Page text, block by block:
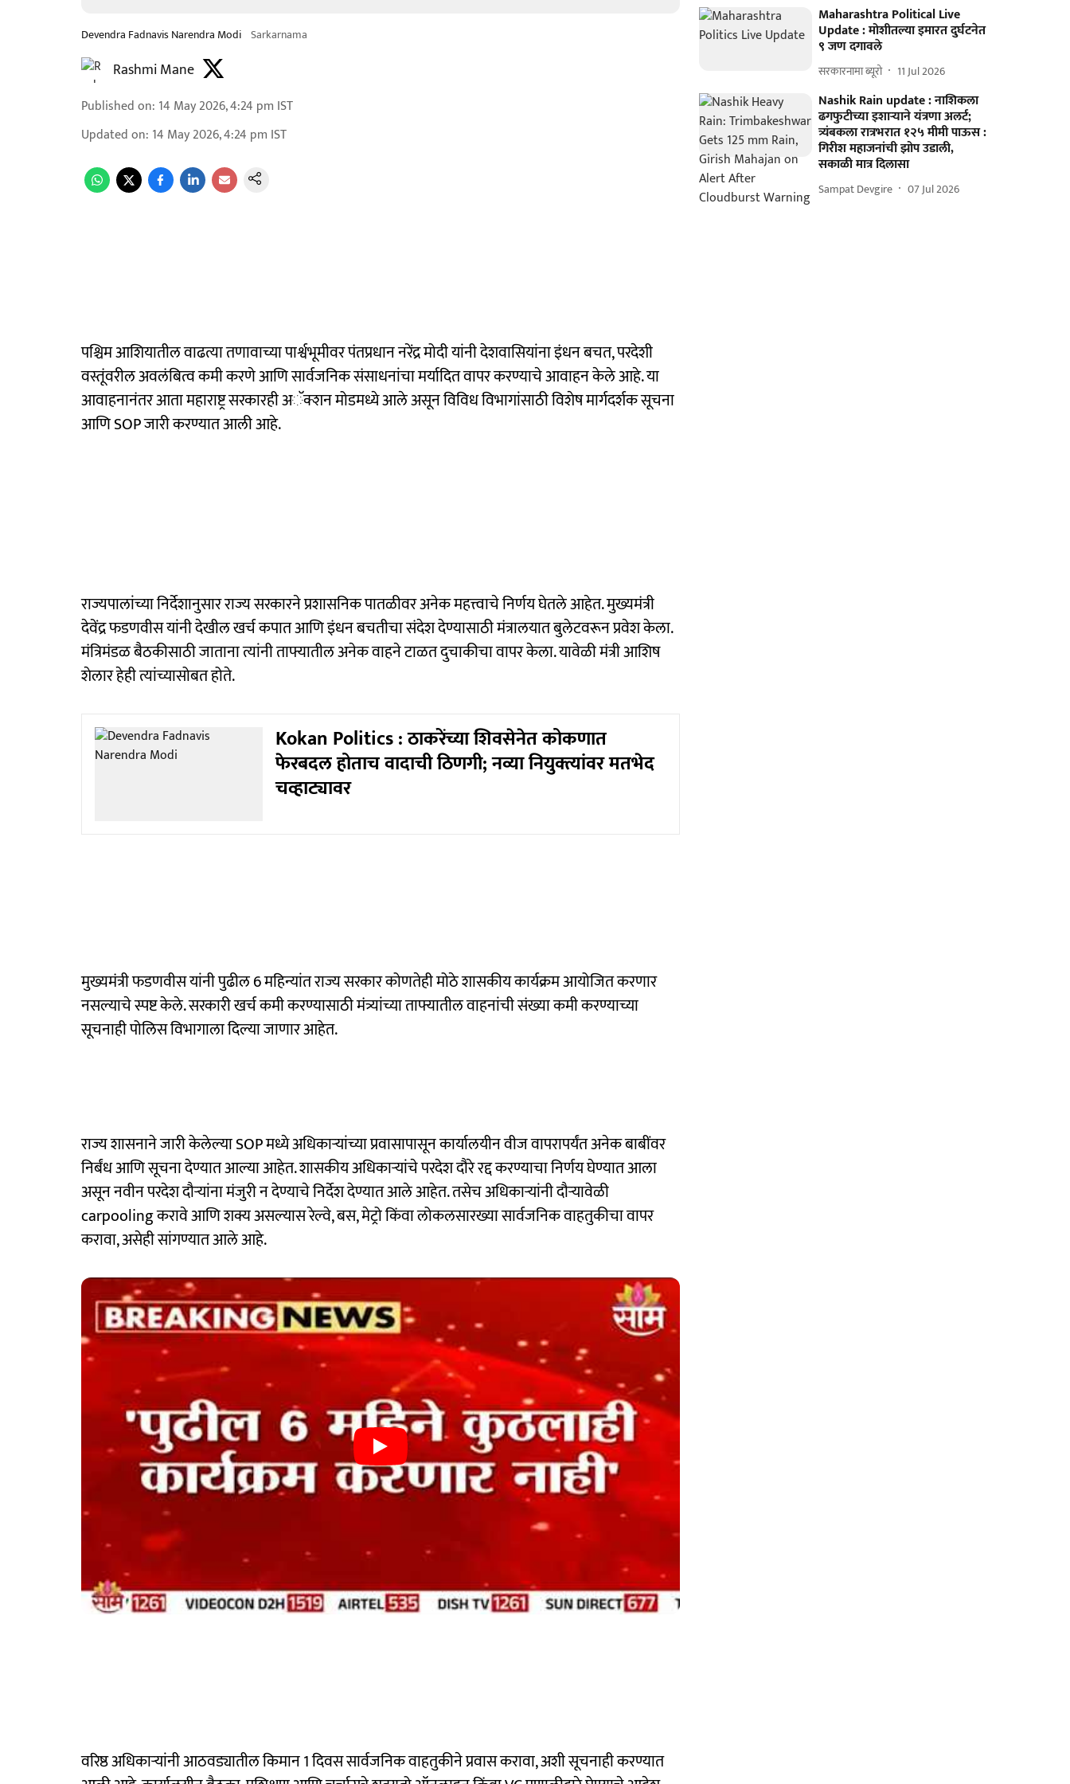
Devendra Fadnavis Narendra Modi Sarkarnama
Rashmi Mane
Published on: 14 May 2026, 4:24 pm IST
Updated on: 14 May 2026, 4:24 pm IST
पश्चिम आशियातील वाढत्या तणावाच्या पार्श्वभूमीवर पंतप्रधान नरेंद्र मोदी यांनी देशवासियांना इंधन बचत, परदेशी
वस्तूंवरील अवलंबित्व कमी करणे आणि सार्वजनिक संसाधनांचा मर्यादित वापर करण्याचे आवाहन केले आहे. या
आवाहनानंतर आता महाराष्ट्र सरकारही अॅक्शन मोडमध्ये आले असून विविध विभागांसाठी विशेष मार्गदर्शक सूचना
आणि SOP जारी करण्यात आली आहे.
राज्यपालांच्या निर्देशानुसार राज्य सरकारने प्रशासनिक पातळीवर अनेक महत्त्वाचे निर्णय घेतले आहेत. मुख्यमंत्री
देवेंद्र फडणवीस यांनी देखील खर्च कपात आणि इंधन बचतीचा संदेश देण्यासाठी मंत्रालयात बुलेटवरून प्रवेश केला.
मंत्रिमंडळ बैठकीसाठी जाताना त्यांनी ताफ्यातील अनेक वाहने टाळत दुचाकीचा वापर केला. यावेळी मंत्री आशिष
शेलार हेही त्यांच्यासोबत होते.
Kokan Politics : ठाकरेंच्या शिवसेनेत कोकणात
फेरबदल होताच वादाची ठिणगी; नव्या नियुक्त्यांवर मतभेद
चव्हाट्यावर
मुख्यमंत्री फडणवीस यांनी पुढील 6 महिन्यांत राज्य सरकार कोणतेही मोठे शासकीय कार्यक्रम आयोजित करणार
नसल्याचे स्पष्ट केले. सरकारी खर्च कमी करण्यासाठी मंत्र्यांच्या ताफ्यातील वाहनांची संख्या कमी करण्याच्या
सूचनाही पोलिस विभागाला दिल्या जाणार आहेत.
राज्य शासनाने जारी केलेल्या SOP मध्ये अधिकाऱ्यांच्या प्रवासापासून कार्यालयीन वीज वापरापर्यंत अनेक बाबींवर
निर्बंध आणि सूचना देण्यात आल्या आहेत. शासकीय अधिकाऱ्यांचे परदेश दौरे रद्द करण्याचा निर्णय घेण्यात आला
असून नवीन परदेश दौऱ्यांना मंजुरी न देण्याचे निर्देश देण्यात आले आहेत. तसेच अधिकाऱ्यांनी दौऱ्यावेळी
carpooling करावे आणि शक्य असल्यास रेल्वे, बस, मेट्रो किंवा लोकलसारख्या सार्वजनिक वाहतुकीचा वापर
करावा, असेही सांगण्यात आले आहे.
वरिष्ठ अधिकाऱ्यांनी आठवड्यातील किमान 1 दिवस सार्वजनिक वाहतुकीने प्रवास करावा, अशी सूचनाही करण्यात
Maharashtra Political Live
Update : मोशीतल्या इमारत दुर्घटनेत
९ जण दगावले
सरकारनामा ब्यूरो 11 Jul 2026
Nashik Rain update : नाशिकला
ढगफुटीच्या इशाऱ्याने यंत्रणा अलर्ट;
त्र्यंबकला रात्रभरात १२५ मीमी पाऊस :
गिरीश महाजनांची झोप उडाली,
सकाळी मात्र दिलासा
Sampat Devgire 07 Jul 2026